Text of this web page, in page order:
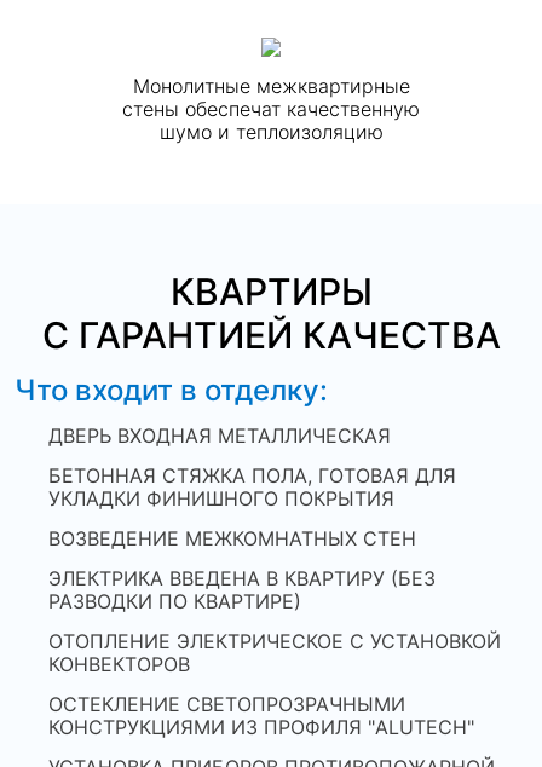
Монолитные межквартирные
стены обеспечат качественную
шумо и теплоизоляцию
КВАРТИРЫ
С ГАРАНТИЕЙ КАЧЕСТВА
Что входит в отделку:
ДВЕРЬ ВХОДНАЯ МЕТАЛЛИЧЕСКАЯ
БЕТОННАЯ СТЯЖКА ПОЛА, ГОТОВАЯ ДЛЯ
УКЛАДКИ ФИНИШНОГО ПОКРЫТИЯ
ВОЗВЕДЕНИЕ МЕЖКОМНАТНЫХ СТЕН
ЭЛЕКТРИКА ВВЕДЕНА В КВАРТИРУ (БЕЗ
РАЗВОДКИ ПО КВАРТИРЕ)
ОТОПЛЕНИЕ ЭЛЕКТРИЧЕСКОЕ С УСТАНОВКОЙ
КОНВЕКТОРОВ
ОСТЕКЛЕНИЕ СВЕТОПРОЗРАЧНЫМИ
КОНСТРУКЦИЯМИ ИЗ ПРОФИЛЯ "ALUTECH"